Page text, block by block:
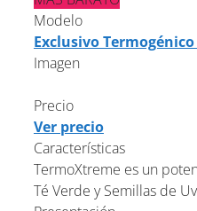
Modelo
Exclusivo
Imagen
Precio
Ver precio
Características
TermoXtreme es un
Té Verde y Semillas de